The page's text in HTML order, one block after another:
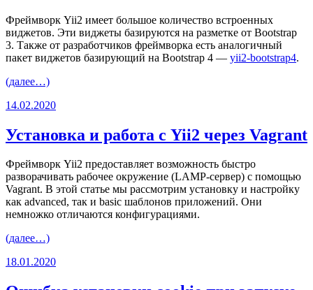
Фреймворк Yii2 имеет большое количество встроенных
виджетов. Эти виджеты базируются на разметке от Bootstrap
3. Также от разработчиков фреймворка есть аналогичный
пакет виджетов базирующий на Bootstrap 4 — yii2-bootstrap4.
(далее…)
14.02.2020
Установка и работа с Yii2 через Vagrant
Фреймворк Yii2 предоставляет возможность быстро
разворачивать рабочее окружение (LAMP-сервер) с помощью
Vagrant. В этой статье мы рассмотрим установку и настройку
как advanced, так и basic шаблонов приложений. Они
немножко отличаются конфигурациями.
(далее…)
18.01.2020